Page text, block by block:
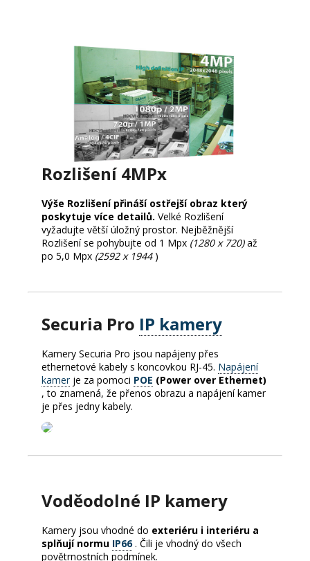
Rozlišení 4MPx
Výše Rozlišení přináší ostřejší obraz který
poskytuje více detailů. Velké Rozlišení
vyžadujte větší úložný prostor. Nejběžnější
Rozlišení se pohybujte od 1 Mpx (1280 x 720)až
po 5,0 Mpx (2592 x 1944)
Securia Pro IP kamery
Kamery Securia Pro jsou napájeny přes
ethernetové kabely s koncovkou RJ-45. Napájení
kamer je za pomoci POE (Power over Ethernet)
, to znamená, že přenos obrazu a napájení kamer
je přes jedny kabely.
Voděodolné IP kamery
Kamery jsou vhodné do exteriéru i interiéru a
splňují normu IP66. Čili je vhodný do všech
povětrnostních podmínek.